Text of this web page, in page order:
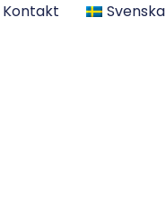
Kontakt Svenska